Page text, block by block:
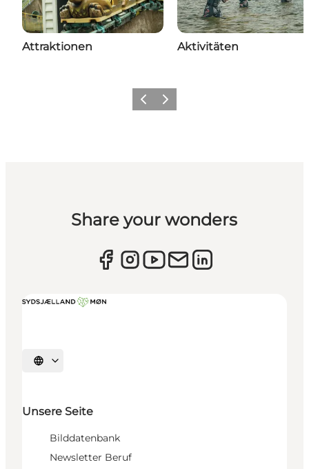
Attraktionen Aktivitäten
ZurückWeiter
Share your wonders
Sprache auswählen
Unsere Seite
Bilddatenbank
Newsletter Beruf